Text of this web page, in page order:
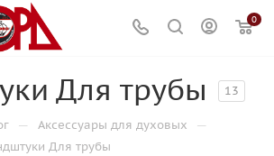
0
Для трубы 13
— Аксессуары для духовых —
Для трубы